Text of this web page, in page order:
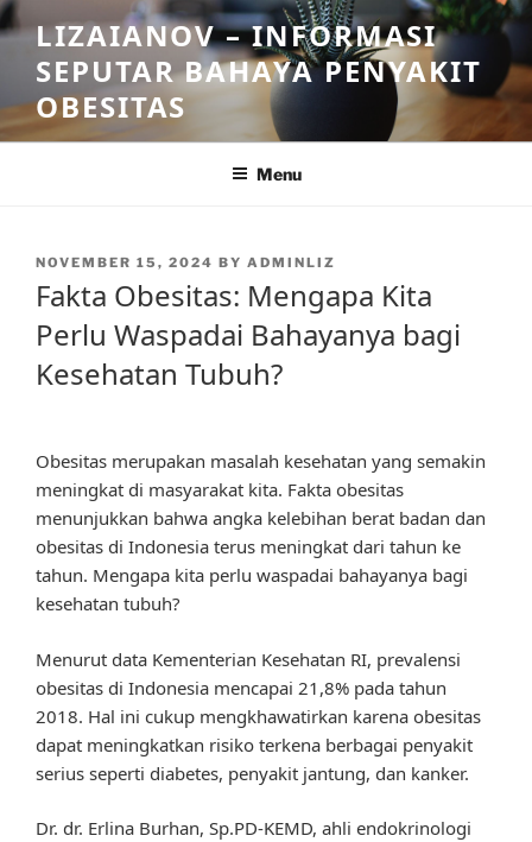
Skip
to
content
LIZAIANOV – INFORMASI
SEPUTAR BAHAYA PENYAKIT
OBESITAS
Menu
POSTED
NOVEMBER 15, 2024 BY ADMINLIZ
Fakta Obesitas: Mengapa Kita
Perlu Waspadai Bahayanya bagi
Kesehatan Tubuh?
Obesitas merupakan masalah kesehatan yang semakin
meningkat di masyarakat kita. Fakta obesitas
menunjukkan bahwa angka kelebihan berat badan dan
obesitas di Indonesia terus meningkat dari tahun ke
tahun. Mengapa kita perlu waspadai bahayanya bagi
kesehatan tubuh?
Menurut data Kementerian Kesehatan RI, prevalensi
obesitas di Indonesia mencapai 21,8% pada tahun
2018. Hal ini cukup mengkhawatirkan karena obesitas
dapat meningkatkan risiko terkena berbagai penyakit
serius seperti diabetes, penyakit jantung, dan kanker.
Dr. dr. Erlina Burhan, Sp.PD-KEMD, ahli endokrinologi